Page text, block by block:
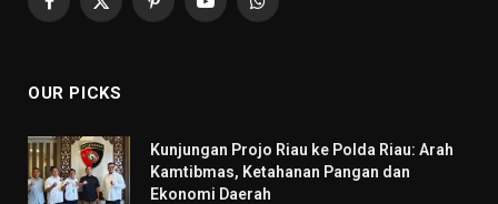
Facebook
X
PinterestYouTubeWhatsApp
OUR PICKS
Kunjungan Projo Riau ke Polda Riau: Arah
Kamtibmas, Ketahanan Pangan dan
Ekonomi Daerah